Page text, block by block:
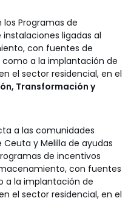
los Programas de
ligadas al
con fuentes de
como a la implantación de
el sector residencial, en el
Transformación y
a las comunidades
y Melilla de ayudas
de incentivos
con fuentes
a la implantación de
el sector residencial, en el